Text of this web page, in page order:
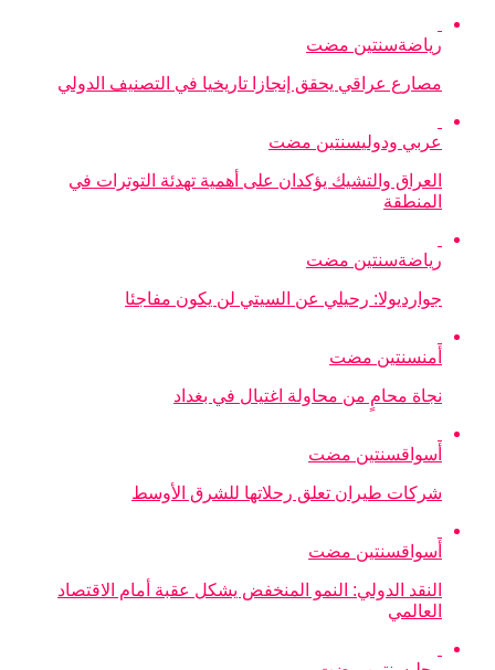
رياضةسنتين مضت
مصارع عراقي يحقق إنجازا تاريخيا في التصنيف الدولي
عربي ودوليسنتين مضت
العراق والتشيك يؤكدان على أهمية تهدئة التوترات في
المنطقة
رياضةسنتين مضت
جوارديولا: رحيلي عن السيتي لن يكون مفاجئا
أمنسنتين مضت
نجاة محامٍ من محاولة اغتيال في بغداد
أسواقسنتين مضت
شركات طيران تعلق رحلاتها للشرق الأوسط
أسواقسنتين مضت
النقد الدولي: النمو المنخفض يشكل عقبة أمام الاقتصاد
العالمي